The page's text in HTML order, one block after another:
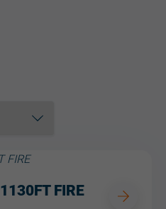
FIRE